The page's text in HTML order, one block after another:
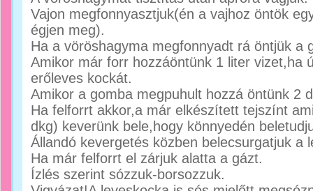
Vajon megfonnyasztjuk(én a vajhoz öntök
égjen meg).
Ha a vöröshagyma megfonnyadt rá öntjük a
Amikor már forr hozzáöntünk 1 liter vizet,ha
erőleves kockát.
Amikor a gomba megpuhult hozzá öntünk 2
Ha felforrt akkor,a már elkészített tejszínt
dkg) keverünk bele,hogy könnyedén
Állandó kevergetés közben belecsurgatjuk a
Ha már felforrt el zárjuk alatta a gázt.
Ízlés szerint sózzuk-borsozzuk.